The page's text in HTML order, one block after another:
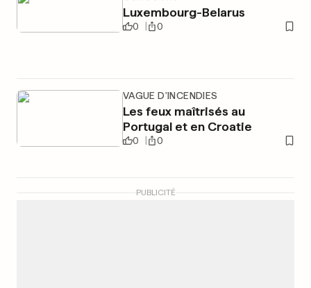
Luxembourg-Belarus
0 0
VAGUE D'INCENDIES
Les feux maîtrisés au
Portugal et en Croatie
0 0
PUBLICITÉ